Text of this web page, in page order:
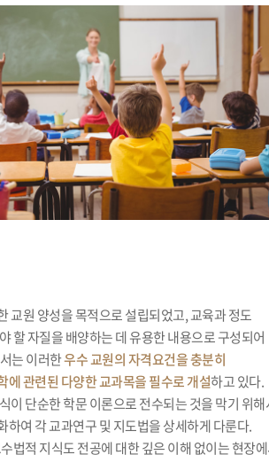
교원 양성을 목적으로 설립되었고, 교육과 정도
할 자질을 배양하는 데 유용한 내용으로 구성되어
는 이러한우수 교원의 자격요건을 충분히
에 관련된 다양한 교과목을 필수로 개설하고 있다.
이 단순한 학문 이론으로 전수되는 것을 막기 위
하여 각 교과연구 및 지도법을 상세하게 다룬다.
법적 지식도 전공에 대한 깊은 이해 없이는 현장